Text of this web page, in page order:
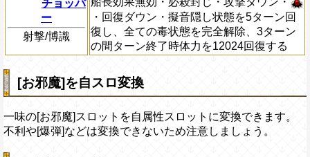
チョッパ
ー
射撃/博識
・回復ダウン・擬音隠し状態を5ターン回
復し、全ての毒状態を完全解除、3ターン
の間ターン終了時体力を12024回復する
[お邪魔]を自スロ変換
一味の[お邪魔]スロットを自属性スロットに変換できます。
不利や[爆弾]などは変換できないため注意しましょう。